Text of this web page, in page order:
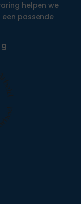
helpen we
passende